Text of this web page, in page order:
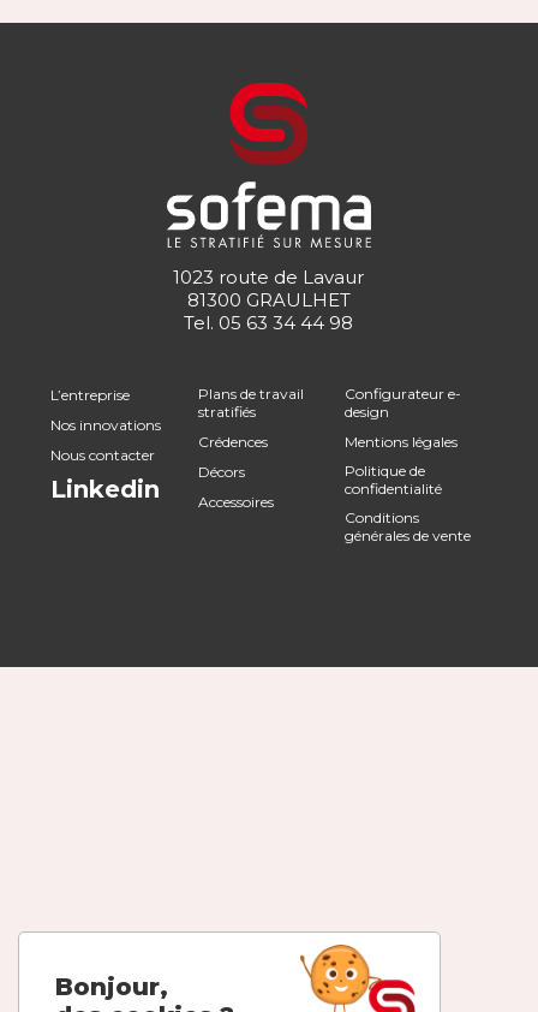
1023 route de Lavaur
81300 GRAULHET
Tel. 05 63 34 44 98
L’entreprise
Nos innovations
Nous contacter
Linkedin
Plans de travail
stratifiés
Crédences
Décors
Accessoires
Configurateur e-
design
Mentions légales
Politique de
confidentialité
Conditions
générales de vente
Bonjour,